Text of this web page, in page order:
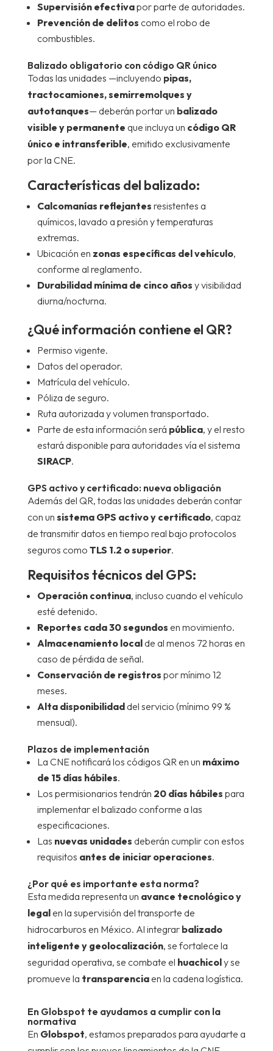
Supervisión efectivapor parte de autoridades.
Prevención de delitos como el robo de
combustibles.
Balizado obligatorio con código QR único
Todas las unidades —incluyendo pipas,
tractocamiones, semirremolques y
autotanques— deberán portar un balizado
visible y permanente que incluya un código QR
único e intransferible, emitido exclusivamente
por la CNE.
Características del balizado:
Calcomanías reflejantes resistentes a
químicos, lavado a presión y temperaturas
extremas.
Ubicación en zonas específicas del vehículo,
conforme al reglamento.
Durabilidad mínima de cinco años y visibilidad
diurna/nocturna.
¿Qué información contiene el QR?
Permiso vigente.
Datos del operador.
Matrícula del vehículo.
Póliza de seguro.
Ruta autorizada y volumen transportado.
Parte de esta información será pública, y el resto
estará disponible para autoridades vía el sistema
SIRACP.
GPS activo y certificado: nueva obligación
Además del QR, todas las unidades deberán contar
con un sistema GPS activo y certificado, capaz
de transmitir datos en tiempo real bajo protocolos
seguros como TLS 1.2 o superior.
Requisitos técnicos del GPS:
Operación continua, incluso cuando el vehículo
esté detenido.
Reportes cada 30 segundos en movimiento.
Almacenamiento localde al menos 72 horas en
caso de pérdida de señal.
Conservación de registros por mínimo 12
meses.
Alta disponibilidaddel servicio (mínimo 99 %
mensual).
Plazos de implementación
La CNE notificará los códigos QR en un máximo
de 15 días hábiles.
Los permisionarios tendrán 20 días hábiles para
implementar el balizado conforme a las
especificaciones.
Las nuevas unidades deberán cumplir con estos
requisitos antes de iniciar operaciones.
¿Por qué es importante esta norma?
Esta medida representa un avance tecnológico y
legalen la supervisión del transporte de
hidrocarburos en México. Al integrar balizado
inteligente y geolocalización, se fortalece la
seguridad operativa, se combate el huachicoly se
promueve la transparenciaen la cadena logística.
En Globspot te ayudamos a cumplir con la
normativa
En Globspot, estamos preparados para ayudarte a